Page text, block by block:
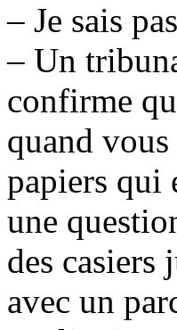
– Je sais
– Un
confirme
quand vous
papiers qui
une
des casiers
avec un